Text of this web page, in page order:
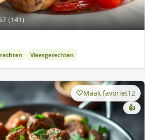
(141)
Vleesgerechten
Maak favoriet12
👍